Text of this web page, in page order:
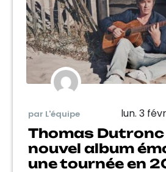
par L'équipe lun. 3
Thomas Dutronc
nouvel album
une tournée en